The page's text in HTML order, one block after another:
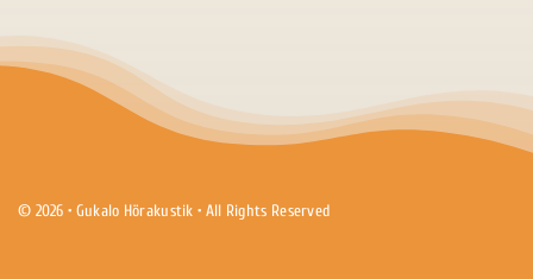
© 2026 • Gukalo Hörakustik • All Rights Reserved